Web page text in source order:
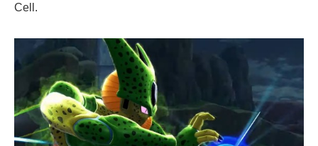
Cell.